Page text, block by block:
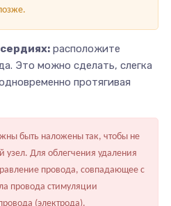
расположите
Это можно сделать, слегка
протягивая
быть наложены так, чтобы не
узел. Для облегчения удаления
провода, совпадающее с
провода стимуляции
(электрода).